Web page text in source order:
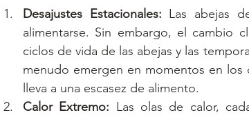
Desajustes Estacionales: Las abejas
alimentarse. Sin embargo, el cambio
ciclos de vida de las abejas y las
menudo emergen en momentos en
lleva a una escasez de alimento.
Calor Extremo: Las olas de calor,